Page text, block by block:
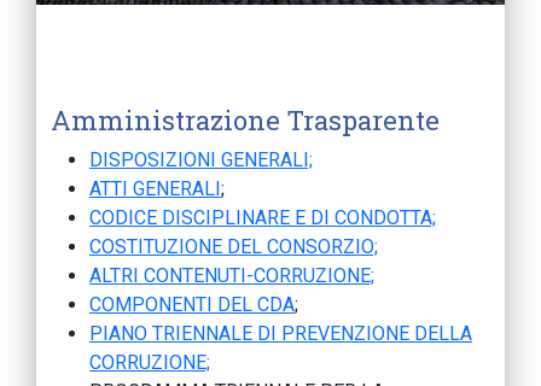
Amministrazione Trasparente
DISPOSIZIONI GENERALI;
ATTI GENERALI;
CODICE DISCIPLINARE E DI CONDOTTA;
COSTITUZIONE DEL CONSORZIO;
ALTRI CONTENUTI-CORRUZIONE;
COMPONENTI DEL CDA;
PIANO TRIENNALE DI PREVENZIONE DELLA
CORRUZIONE;